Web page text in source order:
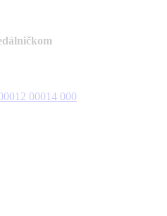
12 00014 000